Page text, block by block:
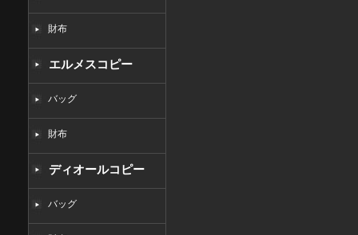
財布
エルメスコピー
バッグ
財布
ディオールコピー
バッグ